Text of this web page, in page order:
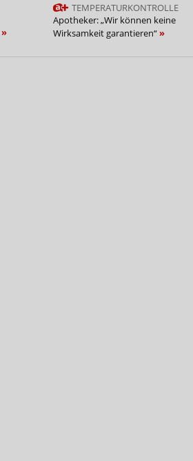
TEMPERATURKONTROLLE
Apotheker: „Wir können keine
Wirksamkeit garantieren“